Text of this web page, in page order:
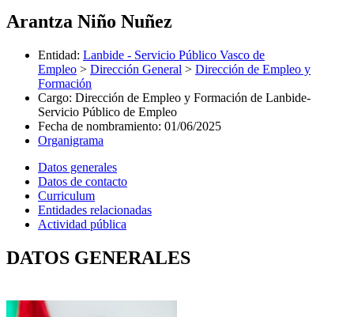
Arantza Niño Nuñez
Entidad: Lanbide - Servicio Público Vasco de
Empleo > Dirección General > Dirección de Empleo y
Formación
Cargo: Dirección de Empleo y Formación de Lanbide-
Servicio Público de Empleo
Fecha de nombramiento: 01/06/2025
Organigrama
Datos generales
Datos de contacto
Curriculum
Entidades relacionadas
Actividad pública
DATOS GENERALES